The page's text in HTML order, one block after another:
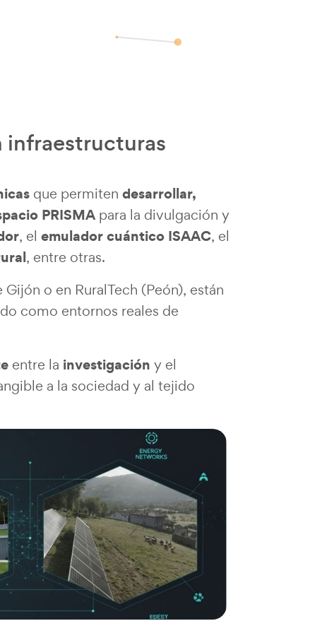
infraestructuras
que permiten desarrollar,
PRISMA para la divulgación y
, el emulador cuántico ISAAC, el
, entre otras.
o en RuralTech (Peón), están
como entornos reales de
entre la investigación y el
a la sociedad y al tejido